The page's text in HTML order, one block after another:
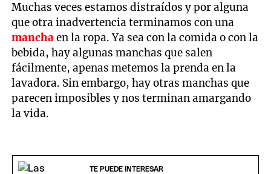
Muchas veces estamos distraídos y por alguna
que otra inadvertencia terminamos con una
manchaen la ropa. Ya sea con la comida o con la
bebida, hay algunas manchas que salen
fácilmente, apenas metemos la prenda en la
lavadora. Sin embargo, hay otras manchas que
parecen imposibles y nos terminan amargando
la vida.
TE PUEDE INTERESAR